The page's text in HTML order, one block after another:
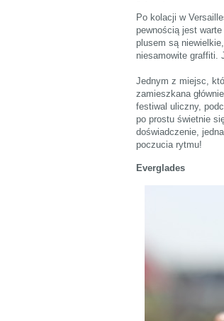
Po kolacji w
pewnością jest
plusem są
niesamowite graffiti.
Jednym z miejsc,
zamieszkana
festiwal uliczny,
po prostu świetnie
doświadczenie,
poczucia rytmu!
Everglades